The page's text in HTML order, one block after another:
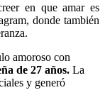
en que amar es
donde también
amoroso con
de 27 años. La
y generó